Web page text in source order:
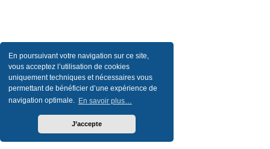
En poursuivant votre navigation sur ce site,
vous acceptez l’utilisation de cookies
uniquement techniques et nécessaires vous
permettant de bénéficier d’une expérience de
navigation optimale. En savoir plus…
J’accepte